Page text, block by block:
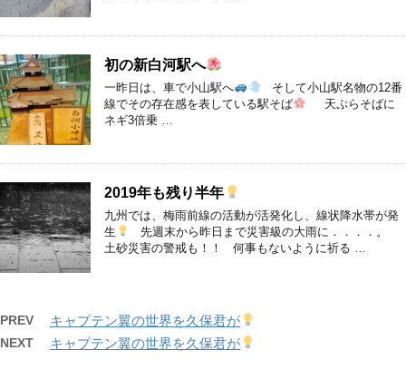
初の新白河駅へ
一昨日は、車で小山駅へ
そして小山駅名物の12番
線でその存在感を表している駅そば
天ぷらそばに
ネギ3倍乗 …
2019年も残り半年
九州では、梅雨前線の活動が活発化し、線状降水帯が発
生
先週末から昨日まで災害級の大雨に．．．．。
土砂災害の警戒も！！ 何事もないように祈る …
PREV キャプテン翼の世界を久保君が
NEXT キャプテン翼の世界を久保君が